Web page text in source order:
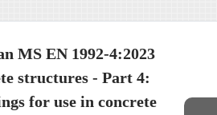
MS EN 1992-4:2023
structures - Part 4:
for use in concrete